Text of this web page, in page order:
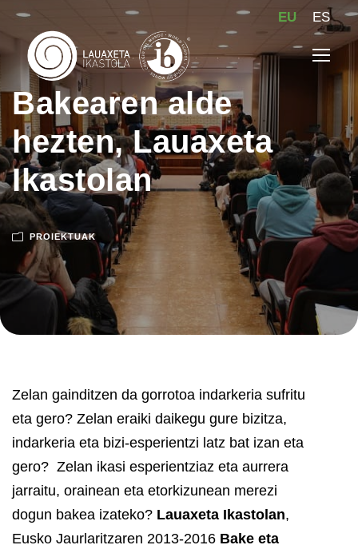
EU ES
Bakearen alde
hezten, Lauaxeta
Ikastolan
PROIEKTUAK
Zelan gainditzen da gorrotoa indarkeria sufritu
eta gero? Zelan eraiki daikegu gure bizitza,
indarkeria eta bizi-esperientzi latz bat izan eta
gero? Zelan ikasi esperientziaz eta aurrera
jarraitu, orainean eta etorkizunean merezi
dogun bakea izateko? Lauaxeta Ikastolan,
Eusko Jaurlaritzaren 2013-2016 Bake eta